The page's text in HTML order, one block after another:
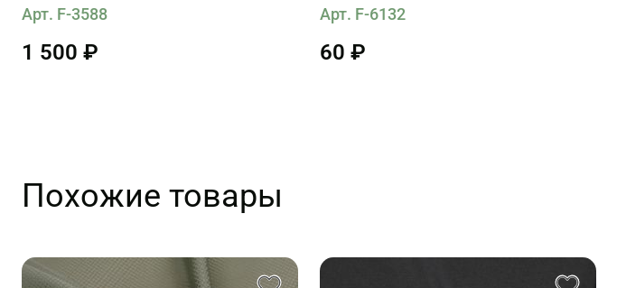
Арт. F-3588
1 500 ₽
Арт. F-6132
60 ₽
Похожие товары